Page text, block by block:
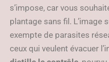
s’impose, car vous
plantage sans fil. L’image
exempte de parasites
ceux qui veulent évacuer